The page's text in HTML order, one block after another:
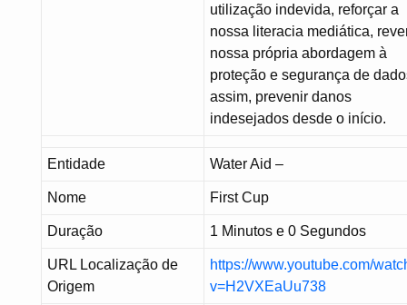
utilização indevida, reforçar a
nossa literacia mediática,
nossa própria abordagem à
proteção e segurança de
assim, prevenir danos
indesejados desde o início.
Entidade Water Aid –
Nome First Cup
Duração 1 Minutos e 0 Segundos
URL Localização de
Origem
https://www.youtube.com/
v=H2VXEaUu738